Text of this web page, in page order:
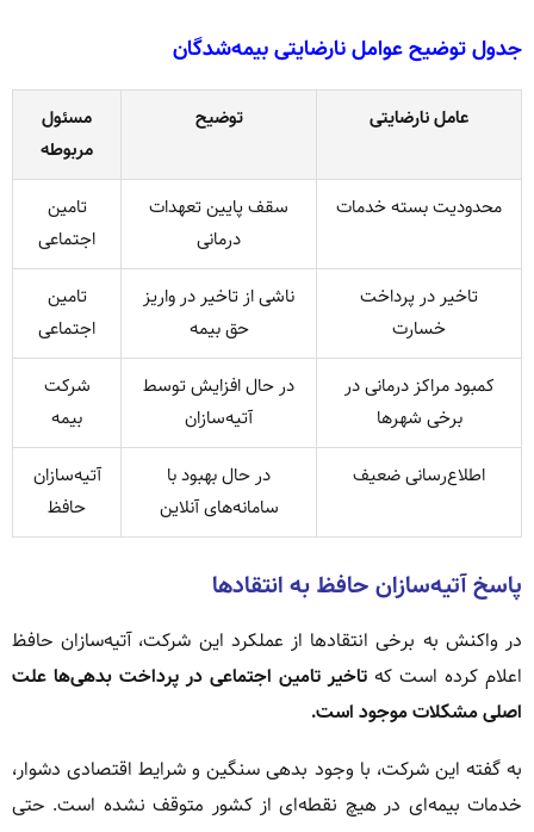
جدول توضیح عوامل نارضایتی بیمه‌شدگان
عامل نارضایتی توضیح
مسئول
مربوطه
محدودیت بسته خدمات
سقف پایین تعهدات
درمانی
تامین
اجتماعی
تاخیر در پرداخت
خسارت
ناشی از تاخیر در واریز
حق بیمه
تامین
اجتماعی
کمبود مراکز درمانی در
برخی شهرها
در حال افزایش توسط
آتیه‌سازان
شرکت
بیمه
اطلاع‌رسانی ضعیف
در حال بهبود با
سامانه‌های آنلاین
آتیه‌سازان
حافظ
پاسخ آتیه‌سازان حافظ به انتقادها
در واکنش به برخی انتقادها از عملکرد این شرکت، آتیه‌سازان حافظ
اعلام کرده است که تاخیر تامین اجتماعی در پرداخت بدهی‌ها علت
اصلی مشکلات موجود است.
به گفته این شرکت، با وجود بدهی سنگین و شرایط اقتصادی دشوار،
خدمات بیمه‌ای در هیچ نقطه‌ای از کشور متوقف نشده است. حتی